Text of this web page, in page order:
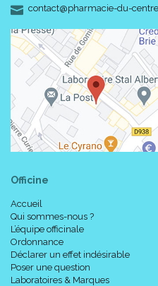
contact-
@-
pharmacie-du-
Officine
Accueil
Qui sommes-nous ?
L’équipe officinale
Ordonnance
Déclarer un effet indésirable
Poser une question
Laboratoires & Marques